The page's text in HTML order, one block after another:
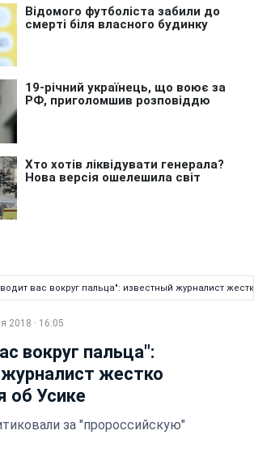
вас вокруг пальца": известный журналист
2018 · 16:05
вокруг пальца":
жестко
об Усике
за "пророссийскую"